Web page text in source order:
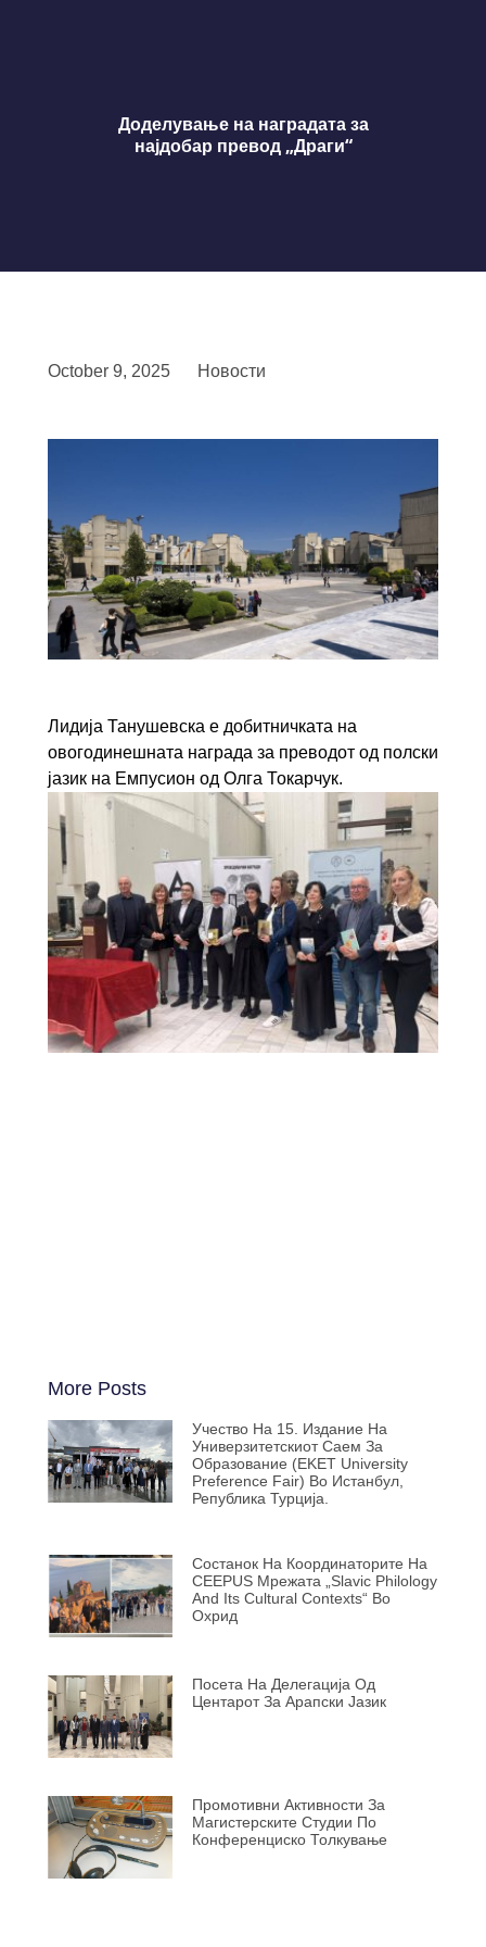
Доделување на наградата за
најдобар превод „Драги“
October 9, 2025 Новости
Лидија Танушевска е добитничката на
овогодинешната награда за преводот од полски
јазик на Емпусион од Олга Токарчук.
More Posts
Учество На 15. Издание На
Универзитетскиот Саем За
Образование (EKET University
Preference Fair) Во Истанбул,
Република Турција.
Состанок На Координаторите На
CEEPUS Мрежата „Slavic Philology
And Its Cultural Contexts“ Во
Охрид
Посета На Делегација Од
Центарот За Арапски Јазик
Промотивни Активности За
Магистерските Студии По
Конференциско Толкување